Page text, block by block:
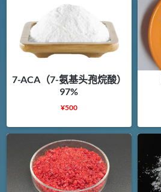
7-ACA（7-氨基头孢烷酸）
97%
¥500